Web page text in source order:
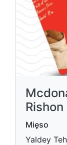
Mięso
Yaldey